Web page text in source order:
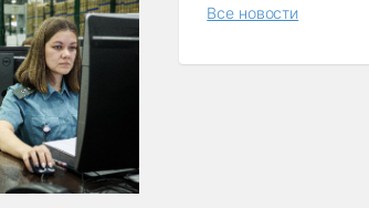
Все новости